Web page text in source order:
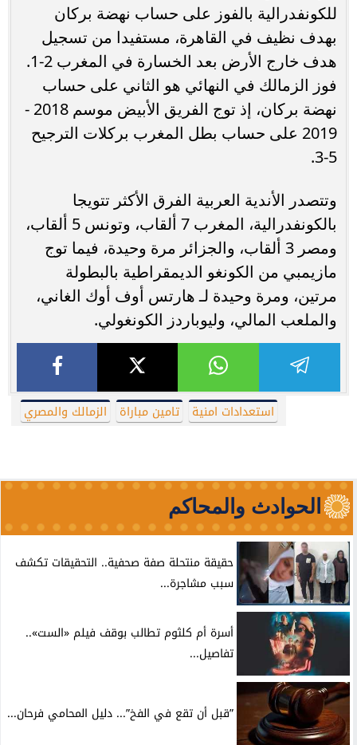
للكونفدرالية بالفوز على حساب نهضة بركان
بهدف نظيف في القاهرة، مستفيدا من تسجيل
هدف خارج الأرض بعد الخسارة في المغرب 2-1.
فوز الزمالك في النهائي هو الثاني على حساب
نهضة بركان، إذ توج الفريق الأبيض موسم 2018 -
2019 على حساب بطل المغرب بركلات الترجيح
5-3.
وتتصدر الأندية العربية الفرق الأكثر تتويجا
بالكونفدرالية، المغرب 7 ألقاب، وتونس 5 ألقاب،
ومصر 3 ألقاب، والجزائر مرة وحيدة، فيما توج
مازيمبي من الكونغو الديمقراطية بالبطولة
مرتين، ومرة وحيدة لـ هارتس أوف أوك الغاني،
والملعب المالي، وليوباردز الكونغولي.
استعدادات امنية تامين مباراة الزمالك والمصري
الحوادث والمحاكم
حقيقة منتحلة صفة صحفية.. التحقيقات تكشف
سبب مشاجرة...
أسرة أم كلثوم تطالب بوقف فيلم «الست»..
تفاصيل...
”قبل أن تقع في الفخ”... دليل المحامي فرحان...